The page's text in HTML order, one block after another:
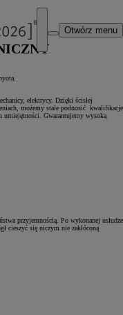
Otwórz menu
elektrycy. Dzięki ścisłej
możemy stale podnosić kwalifikacje
umiejętności. Gwarantujemy wysoką
przyjemnością. Po wykonanej usłudze
cieszyć się niczym nie zakłóconą